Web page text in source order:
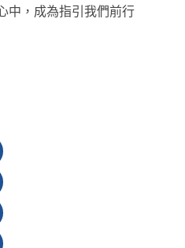
中，成為指引我們前行